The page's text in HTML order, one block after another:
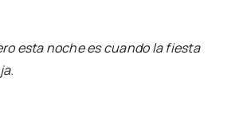
esta noche es cuando la fiesta